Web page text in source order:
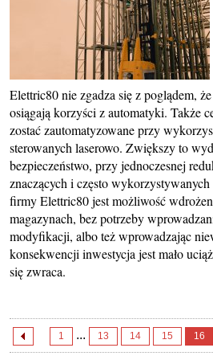
Elettric80 nie zgadza się z poglądem,
osiągają korzyści z automatyki. Także
zostać zautomatyzowane przy
sterowanych laserowo. Zwiększy to
bezpieczeństwo, przy jednoczesnej
znaczących i często
firmy Elettric80 jest możliwość
magazynach, bez potrzeby
modyfikacji, albo też wprowadzając
konsekwencji inwestycja jest mało
się zwraca.
1 ... 13 14 15 16